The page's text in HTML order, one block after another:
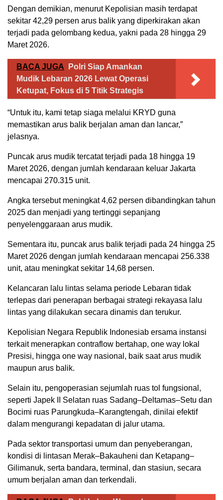
Dengan demikian, menurut Kepolisian masih terdapat
sekitar 42,29 persen arus balik yang diperkirakan akan
terjadi pada gelombang kedua, yakni pada 28 hingga 29
Maret 2026.
BACA JUGA
Polri Siap Amankan
Mudik Lebaran 2026 Lewat Operasi
Ketupat, Fokus di 5 Titik Strategis
“Untuk itu, kami tetap siaga melalui KRYD guna
memastikan arus balik berjalan aman dan lancar,”
jelasnya.
Puncak arus mudik tercatat terjadi pada 18 hingga 19
Maret 2026, dengan jumlah kendaraan keluar Jakarta
mencapai 270.315 unit.
Angka tersebut meningkat 4,62 persen dibandingkan tahun
2025 dan menjadi yang tertinggi sepanjang
penyelenggaraan arus mudik.
Sementara itu, puncak arus balik terjadi pada 24 hingga 25
Maret 2026 dengan jumlah kendaraan mencapai 256.338
unit, atau meningkat sekitar 14,68 persen.
Kelancaran lalu lintas selama periode Lebaran tidak
terlepas dari penerapan berbagai strategi rekayasa lalu
lintas yang dilakukan secara dinamis dan terukur.
Kepolisian Negara Republik Indonesiab ersama instansi
terkait menerapkan contraflow bertahap, one way lokal
Presisi, hingga one way nasional, baik saat arus mudik
maupun arus balik.
Selain itu, pengoperasian sejumlah ruas tol fungsional,
seperti Japek II Selatan ruas Sadang–Deltamas–Setu dan
Bocimi ruas Parungkuda–Karangtengah, dinilai efektif
dalam mengurangi kepadatan di jalur utama.
Pada sektor transportasi umum dan penyeberangan,
kondisi di lintasan Merak–Bakauheni dan Ketapang–
Gilimanuk, serta bandara, terminal, dan stasiun, secara
umum berjalan aman dan terkendali.